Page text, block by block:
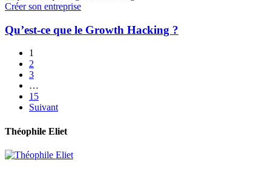
Créer son entreprise
Qu’est-ce que le Growth Hacking ?
1
2
3
…
15
Suivant
Théophile Eliet